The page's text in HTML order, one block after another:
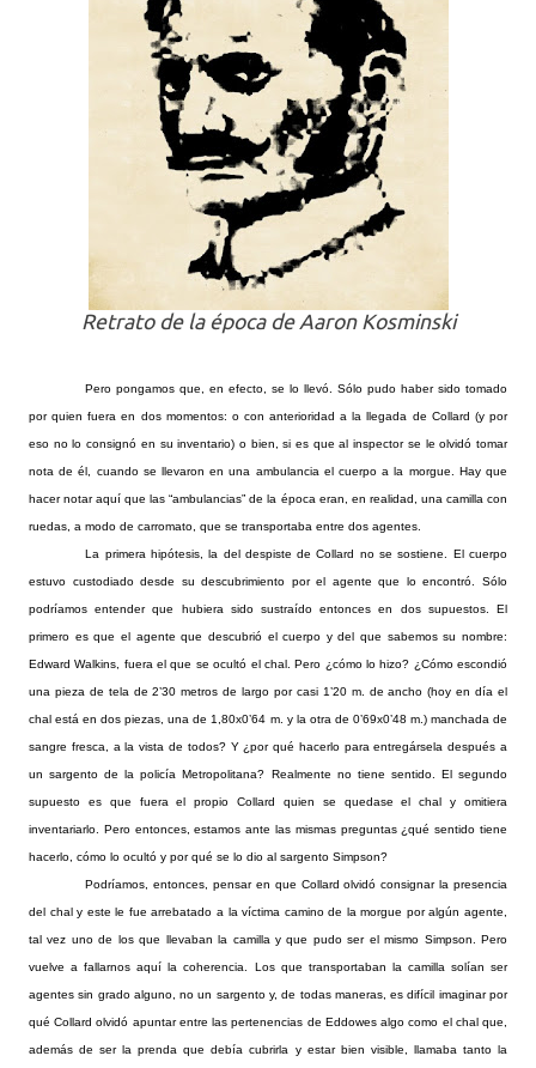
Retrato de la época de Aaron Kosminski
Pero pongamos que, en efecto, se lo llevó. Sólo pudo haber sido tomado
por quien fuera en dos momentos: o con anterioridad a la llegada de Collard (y por
eso no lo consignó en su inventario) o bien, si es que al inspector se le olvidó tomar
nota de él, cuando se llevaron en una ambulancia el cuerpo a la morgue. Hay que
hacer notar aquí que las “ambulancias” de la época eran, en realidad, una camilla con
ruedas, a modo de carromato, que se transportaba entre dos agentes.
La primera hipótesis, la del despiste de Collard no se sostiene. El cuerpo
estuvo custodiado desde su descubrimiento por el agente que lo encontró. Sólo
podríamos entender que hubiera sido sustraído entonces en dos supuestos. El
primero es que el agente que descubrió el cuerpo y del que sabemos su nombre:
Edward Walkins, fuera el que se ocultó el chal. Pero ¿cómo lo hizo? ¿Cómo escondió
una pieza de tela de 2’30 metros de largo por casi 1’20 m. de ancho (hoy en día el
chal está en dos piezas, una de 1,80x0’64 m. y la otra de 0’69x0’48 m.) manchada de
sangre fresca, a la vista de todos? Y ¿por qué hacerlo para entregársela después a
un sargento de la policía Metropolitana? Realmente no tiene sentido. El segundo
supuesto es que fuera el propio Collard quien se quedase el chal y omitiera
inventariarlo. Pero entonces, estamos ante las mismas preguntas ¿qué sentido tiene
hacerlo, cómo lo ocultó y por qué se lo dio al sargento Simpson?
Podríamos, entonces, pensar en que Collard olvidó consignar la presencia
del chal y este le fue arrebatado a la víctima camino de la morgue por algún agente,
tal vez uno de los que llevaban la camilla y que pudo ser el mismo Simpson. Pero
vuelve a fallarnos aquí la coherencia. Los que transportaban la camilla solían ser
agentes sin grado alguno, no un sargento y, de todas maneras, es difícil imaginar por
qué Collard olvidó apuntar entre las pertenencias de Eddowes algo como el chal que,
además de ser la prenda que debía cubrirla y estar bien visible, llamaba tanto la